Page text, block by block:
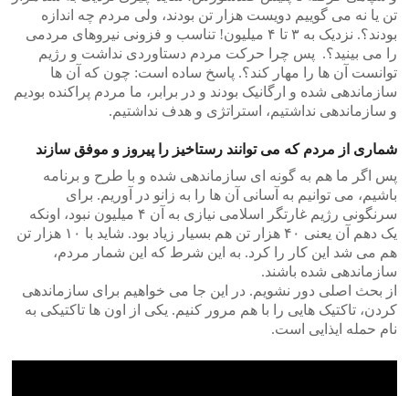
تن یا نه می گوییم دویست هزار تن بودند، ولی مردم چه اندازه
بودند؟. نزدیک به ۳ تا ۴ میلیون! تناسب و فزونی نیروهای مردمی
را می بینید؟. پس چرا حرکت مردم دستاوردی نداشت و رژیم
توانست آن ها را مهار کند؟. پاسخ ساده است: چون که آن ها
سازماندهی شده و ارگانیک بودند و در برابر، ما مردم پراکنده بودیم
و سازماندهی نداشتیم، استراتژی و هدف نداشتیم.
شماری از مردم که می توانند رستاخیز را پیروز و موفق سازند
پس اگر ما هم به گونه ای سازماندهی شده و با طرح و برنامه
باشیم، می توانیم به آسانی آن ها را به زانو در آوریم. برای
سرنگونی رژیم غارتگر اسلامی نیازی به آن ۴ میلیون نبود، اونکه
یک دهم آن یعنی ۴۰ هزار تن هم بسیار زیاد بود. شاید با ۱۰ هزار تن
هم می شد این کار را کرد. به این شرط که این شمار مردم،
سازماندهی شده باشند.
از بحث اصلی دور نشویم. در این جا می خواهیم برای سازماندهی
کردن، تاکتیک هایی را با هم مرور کنیم. یکی از اون ها تاکتیکی به
نام حمله ایذایی است.